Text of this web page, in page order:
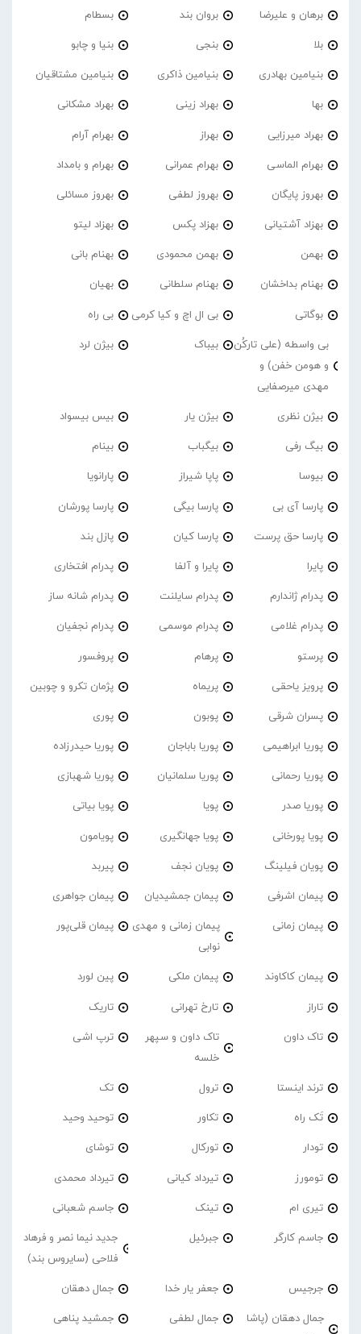
برهان و علیرضا بروان بند بسطام
بلا بنجی بنیا و چابو
بنیامین بهادری بنیامین ذاکری بنیامین مشتاقیان
بها بهراد زینی بهراد مشکانی
بهراد میرزایی بهراز بهرام آرام
بهرام الماسی بهرام عمرانی بهرام و بامداد
بهروز پایگان بهروز لطفی بهروز مسائلی
بهزاد آشتیانی بهزاد پکس بهزاد لیتو
بهمن بهمن محمودی بهنام بانی
بهنام بداخشان بهنام سلطانی بهیان
بوگاتی بی ال اچ و کیا کرمی بی راه
بی واسطه (علی تارکُن
و هومن خفن) و
مهدی میرصفایی
بیباک بیژن لرد
بیژن نظری بیژن یار بیس بیسواد
بیگ رفی بیگباب بینام
بیوسا پاپا شیراز پارانویا
پارسا آی بی پارسا بیگی پارسا پورشان
پارسا حق پرست پارسا کیان پازل بند
پایرا پایرا و آلفا پدرام افتخاری
پدرام ژاندارم پدرام‌ سایلنت پدرام شانه ساز
پدرام غلامی پدرام موسمی پدرام نجفیان
پرستو پرهام پروفسور
پرویز یاحقی پریماه پژمان تکرو و چوبین
پسران شرقی پوبون پوری
پوریا ابراهیمی پوریا باباجان پوریا حیدرزاده
پوریا رحمانی پوریا سلمانیان پوریا شهبازی
پوریا صدر پویا پویا بیاتی
پویا پورخانی پویا جهانگیری پویامون
پویان فیلینگ پویان نجف پیربد
پیمان اشرفی پیمان جمشیدیان پیمان جواهری
پیمان زمانی
پیمان زمانی و مهدی
نوابی
پیمان قلی‌پور
پیمان کاکاوند پیمان ملکی پین لورد
تاراز تارخ تهرانی تاریک
تاک داون
تاک داون و سپهر
خلسه
ترپ اشی
ترند اینستا ترول تک
تَک راه تکاور توحید وحید
تودار تورکال توشای
تومورز تیرداد کیانی تیرداد محمدی
تیری ام تینک جاسم شعبانی
جاسم کارگر جبرئیل
جدید نیما نصر و فرهاد
فلاحی (سایروس بند)
جرجیس جعفر یار خدا جمال دهقان
جمال دهقان (پاشا
جمال لطفی جمشید پناهی